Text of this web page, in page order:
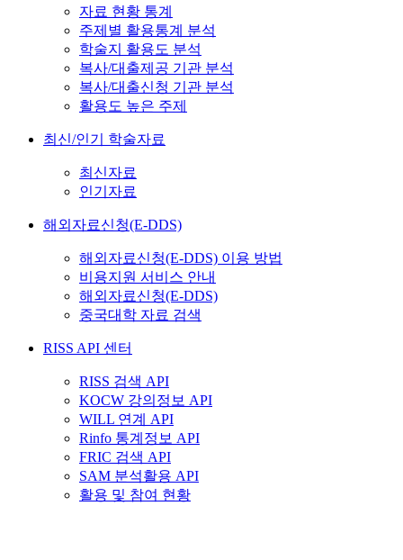
자료 현황 통계
주제별 활용통계 분석
학술지 활용도 분석
복사/대출제공 기관 분석
복사/대출신청 기관 분석
활용도 높은 주제
최신/인기 학술자료
최신자료
인기자료
해외자료신청(E-DDS)
해외자료신청(E-DDS) 이용 방법
비용지원 서비스 안내
해외자료신청(E-DDS)
중국대학 자료 검색
RISS API 센터
RISS 검색 API
KOCW 강의정보 API
WILL 연계 API
Rinfo 통계정보 API
FRIC 검색 API
SAM 분석활용 API
활용 및 참여 현황